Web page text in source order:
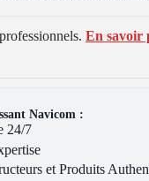
En savoir
Navicom :
24/7
et Produits